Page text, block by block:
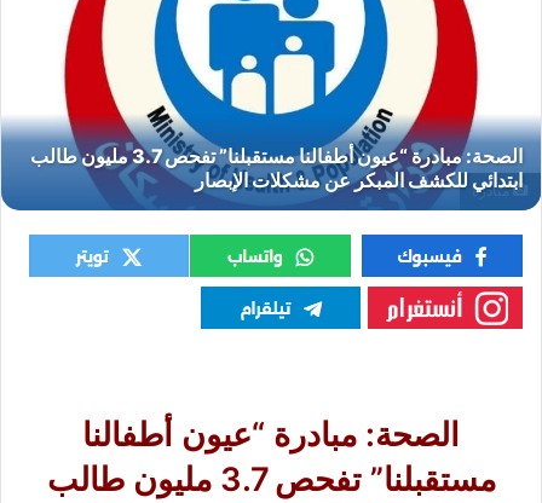
مبادرة
الصحة: مبادرة “عيون أطفالنا
مستقبلنا” تفحص 3.7 مليون طالب